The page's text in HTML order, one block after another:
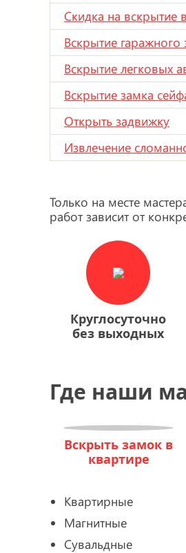
Скидка на вскрытие
Вскрытие гаражного
Вскрытие легковых
Вскрытие замка
Открыть задвижку
Извлечение
Только на месте
работ зависит от
Круглосуточно
без выходных
Где наши
Вскрыть замок в
квартире
Квартирные
Магнитные
Сувальдные